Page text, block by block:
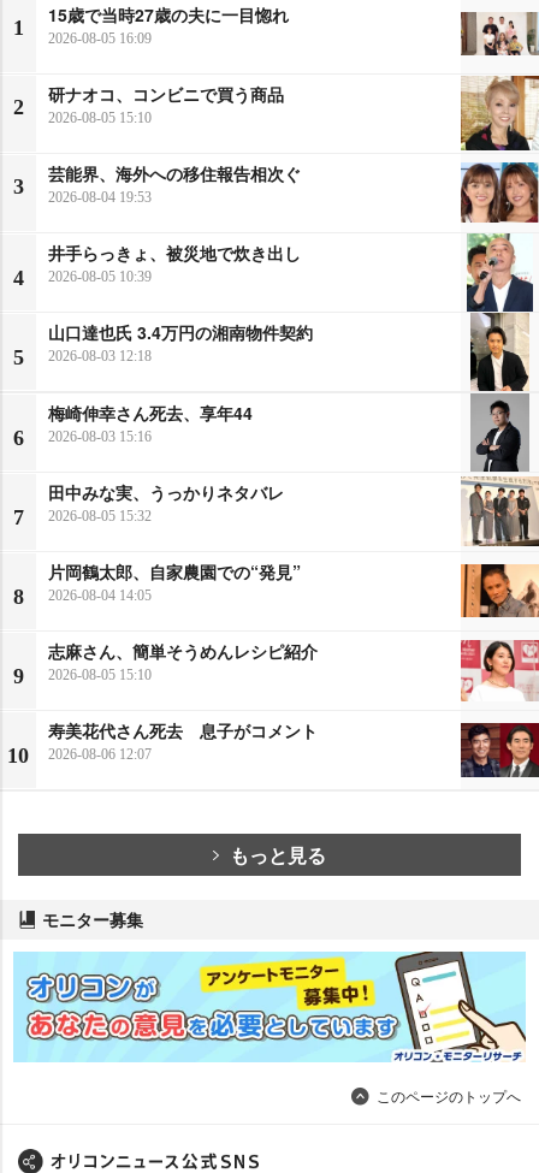
1
15歳で当時27歳の夫に一目惚れ
2026-08-05 16:09
2
研ナオコ、コンビニで買う商品
2026-08-05 15:10
3
芸能界、海外への移住報告相次ぐ
2026-08-04 19:53
4
井手らっきょ、被災地で炊き出し
2026-08-05 10:39
5
山口達也氏 3.4万円の湘南物件契約
2026-08-03 12:18
6
梅崎伸幸さん死去、享年44
2026-08-03 15:16
7
田中みな実、うっかりネタバレ
2026-08-05 15:32
8
片岡鶴太郎、自家農園での“発見”
2026-08-04 14:05
9
志麻さん、簡単そうめんレシピ紹介
2026-08-05 15:10
10
寿美花代さん死去 息子がコメント
2026-08-06 12:07
もっと見る
モニター募集
このページのトップへ